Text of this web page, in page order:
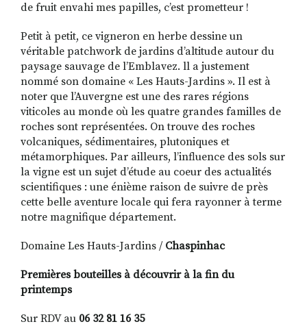
de fruit envahi mes papilles, c’est prometteur !
Petit à petit, ce vigneron en herbe dessine un
véritable patchwork de jardins d’altitude autour du
paysage sauvage de l’Emblavez. ll a justement
nommé son domaine « Les Hauts-Jardins ». Il est à
noter que l’Auvergne est une des rares régions
viticoles au monde où les quatre grandes familles de
roches sont représentées. On trouve des roches
volcaniques, sédimentaires, plutoniques et
métamorphiques. Par ailleurs, l’influence des sols sur
la vigne est un sujet d’étude au coeur des actualités
scientifiques : une énième raison de suivre de près
cette belle aventure locale qui fera rayonner à terme
notre magnifique département.
Domaine Les Hauts-Jardins / Chaspinhac
Premières bouteilles à découvrir à la fin du
printemps
Sur RDV au 06 32 81 16 35